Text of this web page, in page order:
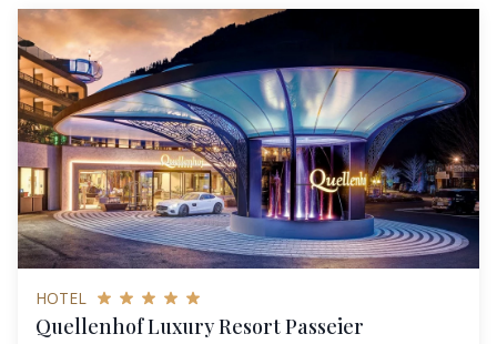
HOTEL
Quellenhof Luxury Resort Passeier